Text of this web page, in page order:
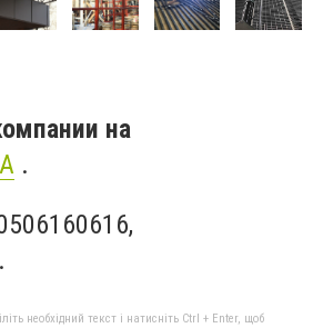
на
.
необхідний текст і натисніть Ctrl + Enter, щоб